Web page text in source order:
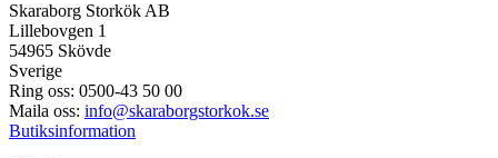
Skaraborg Storkök AB
Lillebovgen 1
54965 Skövde
Sverige
Ring oss: 0500-43 50 00
Maila oss: info@skaraborgstorkok.se
Butiksinformation